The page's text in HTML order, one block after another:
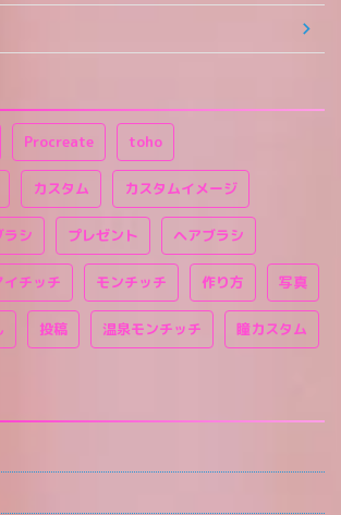
Procreate toho
カスタム カスタムイメージ
ラシ プレゼント ヘアブラシ
イチッチ モンチッチ 作り方 写真
投稿 温泉モンチッチ 瞳カスタム